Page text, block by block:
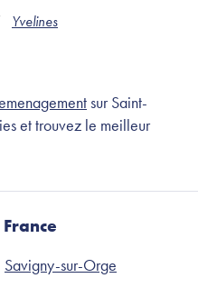
Yvelines
sur Saint-
et trouvez le meilleur
Savigny-sur-Orge